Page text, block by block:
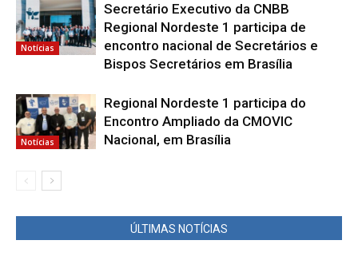
Notícias
Secretário Executivo da CNBB
Regional Nordeste 1 participa de
encontro nacional de Secretários e
Bispos Secretários em Brasília
Notícias
Regional Nordeste 1 participa do
Encontro Ampliado da CMOVIC
Nacional, em Brasília
ÚLTIMAS NOTÍCIAS